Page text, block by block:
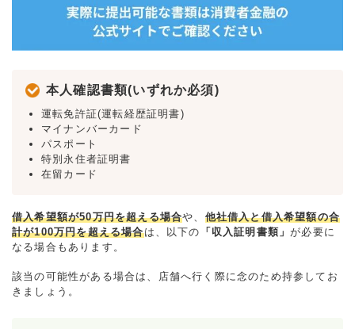
本人確認書類(いずれか必須)
運転免許証(運転経歴証明書)
マイナンバーカード
パスポート
特別永住者証明書
在留カード
借入希望額が50万円を超える場合や、 他社借入と借入希望額の合
計が100万円を超える場合は、以下の 「収入証明書類」が必要に
なる場合もあります。
該当の可能性がある場合は、店舗へ行く際に念のため持参してお
きましょう。